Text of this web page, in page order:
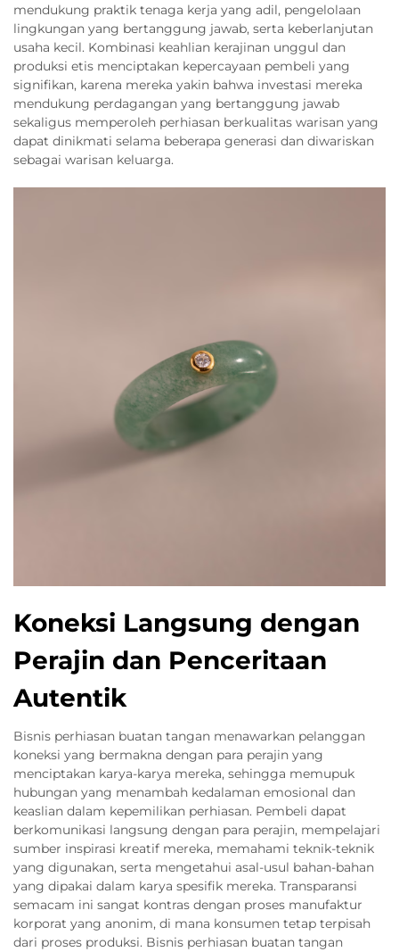
mendukung praktik tenaga kerja yang adil, pengelolaan
lingkungan yang bertanggung jawab, serta keberlanjutan
usaha kecil. Kombinasi keahlian kerajinan unggul dan
produksi etis menciptakan kepercayaan pembeli yang
signifikan, karena mereka yakin bahwa investasi mereka
mendukung perdagangan yang bertanggung jawab
sekaligus memperoleh perhiasan berkualitas warisan yang
dapat dinikmati selama beberapa generasi dan diwariskan
sebagai warisan keluarga.
Koneksi Langsung dengan
Perajin dan Penceritaan
Autentik
Bisnis perhiasan buatan tangan menawarkan pelanggan
koneksi yang bermakna dengan para perajin yang
menciptakan karya-karya mereka, sehingga memupuk
hubungan yang menambah kedalaman emosional dan
keaslian dalam kepemilikan perhiasan. Pembeli dapat
berkomunikasi langsung dengan para perajin, mempelajari
sumber inspirasi kreatif mereka, memahami teknik-teknik
yang digunakan, serta mengetahui asal-usul bahan-bahan
yang dipakai dalam karya spesifik mereka. Transparansi
semacam ini sangat kontras dengan proses manufaktur
korporat yang anonim, di mana konsumen tetap terpisah
dari proses produksi. Bisnis perhiasan buatan tangan